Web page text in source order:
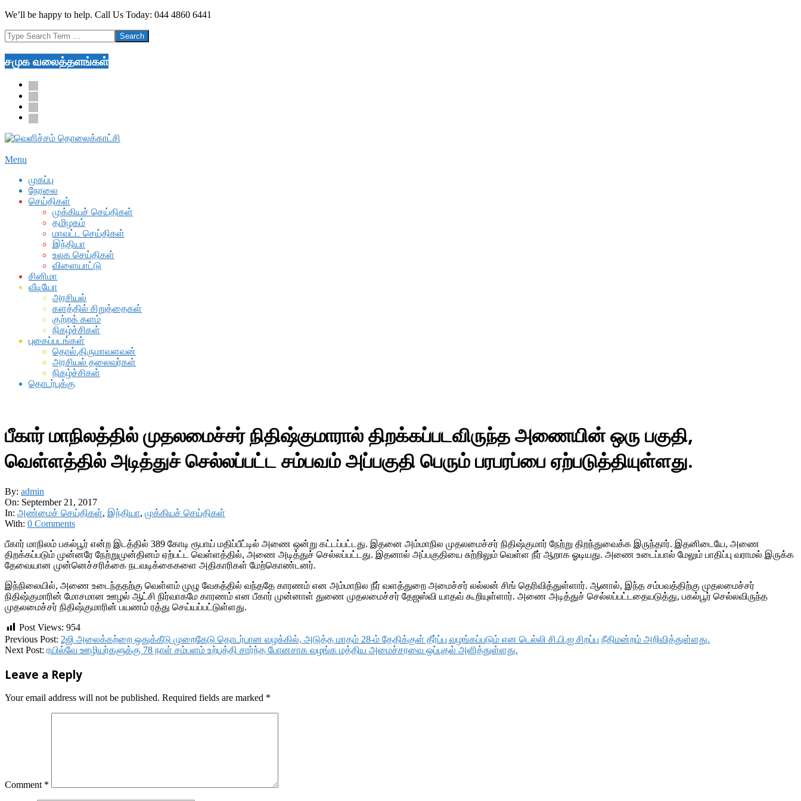
Skip
content
We’ll be happy to help. Call Us Today: 044 4860 6441
Search
சமுக வலைத்தளங்கள்
facebook
twitter
youtube
google
Secondary
Menu
Menu
முகப்பு
நேரலை
செய்திகள்
முக்கியச் செய்திகள்
தமிழகம்
மாவட்ட செய்திகள்
இந்தியா
உலக செய்திகள்
விளையாட்டு
சினிமா
வீடியோ
அரசியல்
களத்தில் சிறுத்தைகள்
குற்றக் களம்
நிகழ்ச்சிகள்
புகைப்படங்கள்
தொல்.திருமாவளவன்
அரசியல் தலைவர்கள்
நிகழ்ச்சிகள்
தொடர்புக்கு
பீகார் மாநிலத்தில் முதலமைச்சர் நிதிஷ்குமாரால் திறக்கப்படவிருந்த அணையின் ஒரு பகுதி,
வெள்ளத்தில் அடித்துச் செல்லப்பட்ட சம்பவம் அப்பகுதி பெரும் பரபரப்பை ஏற்படுத்தியுள்ளது.
By: admin
On: September 21, 2017
In: அண்மைச் செய்திகள், இந்தியா, முக்கியச் செய்திகள்
With: 0 Comments
பீகார் மாநிலம் பகல்பூர் என்ற இடத்தில் 389 கோடி ரூபாய் மதிப்பீட்டில் அணை ஒன்று கட்டப்பட்டது. இதனை அம்மாநில முதலமைச்சர் நிதிஷ்குமார் நேற்று திறந்துவைக்க இருந்தார். இதனிடையே, அணை
திறக்கப்படும் முன்னரே நேற்றுமுன்தினம் ஏற்பட்ட வெள்ளத்தில், அணை அடித்துச் செல்லப்பட்டது. இதனால் அப்பகுதியை சுற்றிலும் வெள்ள நீர் ஆறாக ஓடியது. அணை உடைப்பால் மேலும் பாதிப்பு வராமல் இருக்க
தேவையான முன்னெச்சரிக்கை நடவடிக்கைகளை அதிகாரிகள் மேற்கொண்டனர்.
இந்நிலையில், அணை உடைந்ததற்கு வெள்ளம் முழு வேகத்தில் வந்ததே காரணம் என அம்மாநில நீர் வளத்துறை அமைச்சர் லல்லன் சிங் தெரிவித்துள்ளார். ஆனால், இந்த சம்பவத்திற்கு முதலமைச்சர்
நிதிஷ்குமாரின் மோசமான ஊழல் ஆட்சி நிர்வாகமே காரணம் என பீகார் முன்னாள் துணை முதலமைச்சர் தேஜஸ்வி யாதவ் கூறியுள்ளார். அணை அடித்துச் செல்லப்பட்டதையடுத்து, பகல்பூர் செல்லவிருந்த
முதலமைச்சர் நிதிஷ்குமாரின் பயணம் ரத்து செய்யப்பட்டுள்ளது.
Post Views: 954
2017-
09-
Previous Post: 2ஜி அலைக்கற்றை ஒதுக்கீடு முறைகேடு தொடர்பான வழக்கில், அடுத்த மாதம் 28-ம் தேதிக்குள் தீர்ப்பு வழங்கப்படும் என டெல்லி சி.பி.ஐ சிறப்பு நீதிமன்றம் அறிவித்துள்ளது.
Next Post: ரயில்வே ஊழியர்களுக்கு 78 நாள் சம்பளம் உற்பத்தி சார்ந்த போனசாக வழங்க மத்திய அமைச்சரவை ஒப்புதல் அளித்துள்ளது.
Leave a Reply
Your email address will not be published. Required fields are marked *
Comment *